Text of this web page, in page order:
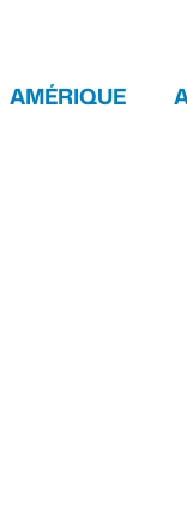
AMÉRIQUE